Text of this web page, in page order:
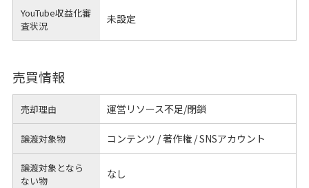
YouTube収益化審
査状況
未設定
売買情報
売却理由 運営リソース不足/閉鎖
譲渡対象物 コンテンツ / 著作権 / SNSアカウント
譲渡対象となら
ない物
なし